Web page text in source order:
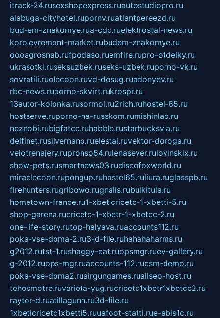
itrack-24.rusexshopexpress.ruautostudiopro.ru
alabuga-cityhotel.rupornv.ruatlantpereezd.ru
bud-em-znakomye.rua-cdc.ruelektrostal-news.ru
korolevremont-market.rubudem-znakomye.ru
oooagrosnab.rufpodaso.ruemfire.rupro-otdelky.ru
ukrasotki.ruseksuzbek.ruseks-uzbek.ruporno-vk.ru
sovratili.ruolecoon.ruvd-dosug.ruadonyev.ru
rbc-news.ruporno-skvirt.rukrospr.ru
13autor-kolonka.rusormol.ru2rich.ruhostel-65.ru
hostserve.ruporno-na-russkom.rumishinlab.ru
neznobi.rubigfatcc.ruhabble.rustarbucksvia.ru
delfinet.rusilvernano.ruelestal.ruvektor-doroga.ru
velotrenajery.rupronso54.rulenasever.rulovinskix.ru
show-pets.rusmartnews03.rudiscofoxworld.ru
miraclecoon.rupongup.ruhostel65.ruliura.ruglasspb.ru
firehunters.rugribowo.rugnalis.rubulkitula.ru
hometown-france.ru1-xbeticricetc-1-xbetti-5.ru
shop-garena.rucricetc-1-xbetr-1-xbetcc-2.ru
one-life-story.rutop-halyava.ruaccounts112.ru
poka-vse-doma-2.ru3-d-file.ruhahahaharms.ru
g2012.rutst-1.rushaggy-cat.ruopsmgr.ruev-gallery.ru
g-2012.ruops-mgr.ruaccounts-112.rucsm-demo.ru
poka-vse-doma2.ruairgungames.ruallseo-host.ru
tehosmotre.ruvarieta-yug.rucricetc1xbetr1xbetcc2.ru
raytor-d.ruatillagunn.ru3d-file.ru
1xbeticricetc1xbetti5.ruuafoot-statti.rue-abis1c.ru